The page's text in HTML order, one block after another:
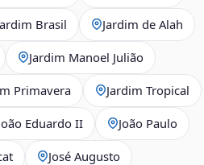
Brasil Jardim de Alah
Jardim Manoel Julião
Primavera Jardim Tropical
Eduardo II João Paulo
José Augusto